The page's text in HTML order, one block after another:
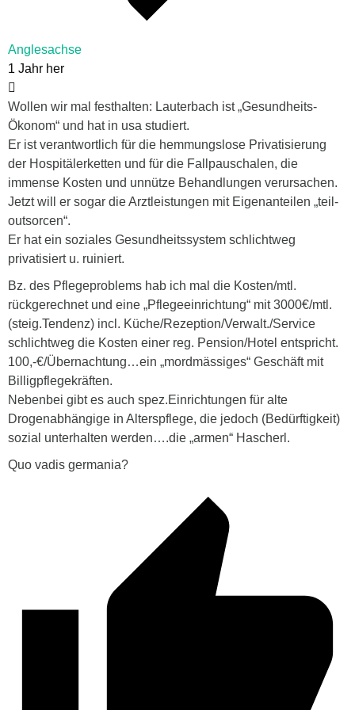
Anglesachse
1 Jahr her
Wollen wir mal festhalten: Lauterbach ist „Gesundheits-
Ökonom“ und hat in usa studiert.
Er ist verantwortlich für die hemmungslose Privatisierung
der Hospitälerketten und für die Fallpauschalen, die
immense Kosten und unnütze Behandlungen verursachen.
Jetzt will er sogar die Arztleistungen mit Eigenanteilen „teil-
outsorcen“.
Er hat ein soziales Gesundheitssystem schlichtweg
privatisiert u. ruiniert.
Bz. des Pflegeproblems hab ich mal die Kosten/mtl.
rückgerechnet und eine „Pflegeeinrichtung“ mit 3000€/mtl.
(steig.Tendenz) incl. Küche/Rezeption/Verwalt./Service
schlichtweg die Kosten einer reg. Pension/Hotel entspricht.
100,-€/Übernachtung…ein „mordmässiges“ Geschäft mit
Billigpflegekräften.
Nebenbei gibt es auch spez.Einrichtungen für alte
Drogenabhängige in Alterspflege, die jedoch (Bedürftigkeit)
sozial unterhalten werden….die „armen“ Hascherl.
Quo vadis germania?